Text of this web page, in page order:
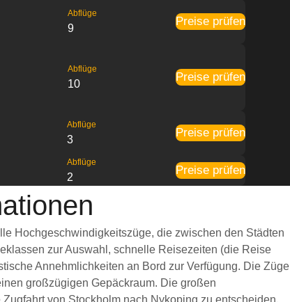
Abflüge
9
Preise prüfen
Abflüge
10
Preise prüfen
Abflüge
3
Preise prüfen
Abflüge
2
Preise prüfen
Hochgeschwindigkeitszüge, die zwischen den Städten
zur Auswahl, schnelle Reisezeiten (die Reise
Annehmlichkeiten an Bord zur Verfügung. Die Züge
großzügigen Gepäckraum. Die großen
von Stockholm nach Nykoping zu entscheiden,